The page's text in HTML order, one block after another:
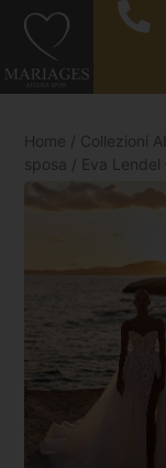
Home / Collezioni
sposa / Eva Lendel